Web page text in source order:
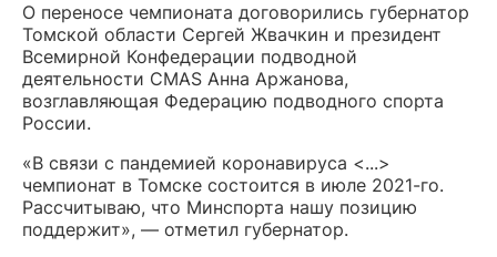
О переносе чемпионата договорились губернатор
Томской области Сергей Жвачкин и президент
Всемирной Конфедерации подводной
деятельности CMAS Анна Аржанова,
возглавляющая Федерацию подводного спорта
России.
«В связи с пандемией коронавируса <...>
чемпионат в Томске состоится в июле 2021-го.
Рассчитываю, что Минспорта нашу позицию
поддержит», — отметил губернатор.